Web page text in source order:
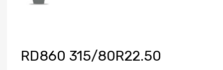
RD860 315/80R22.50